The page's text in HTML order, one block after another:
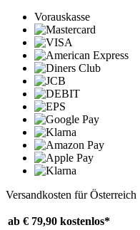
Vorauskasse
Versandkosten für Österreich
ab € 79,90 kostenlos*